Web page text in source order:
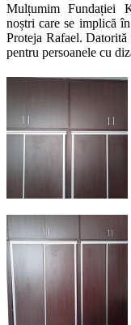
Mulțumim Fundației
noștri care se implică
Proteja Rafael.
pentru persoanele cu